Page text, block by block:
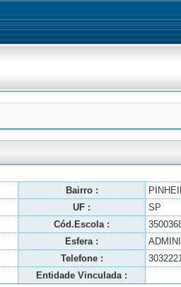
Bairro :
UF :
SP
Cód.Escola :
Esfera :
Telefone :
Entidade Vinculada :